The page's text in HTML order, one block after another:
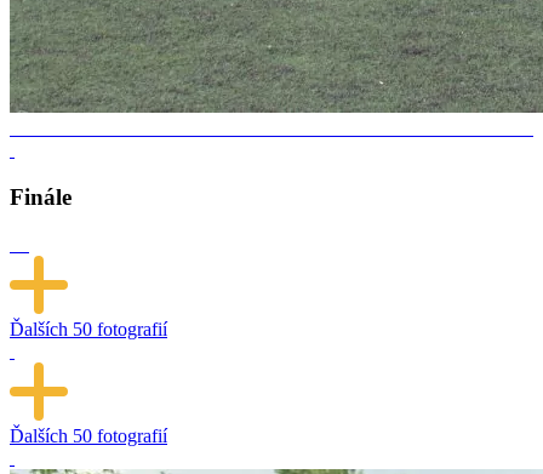
Finále
Ďalších 50 fotografií
Ďalších 50 fotografií